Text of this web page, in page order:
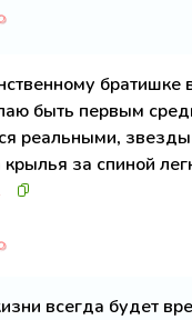
братишке
быть первым
реальными,
за спиной
всегда будет